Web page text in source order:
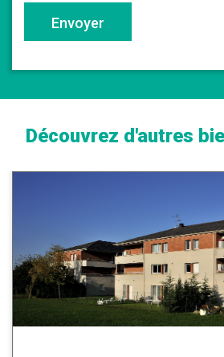
Envoyer
Découvrez d'autres